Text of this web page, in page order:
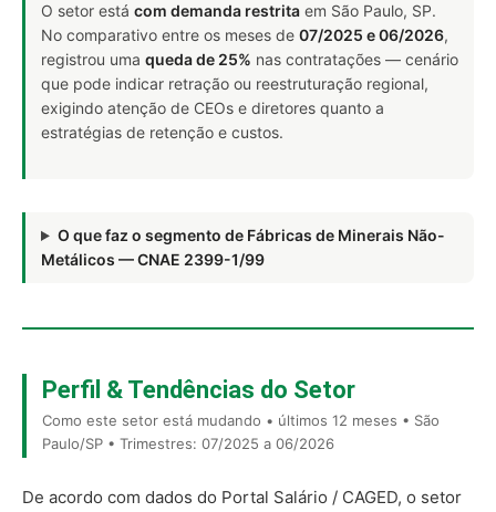
O setor está com demanda restrita em São Paulo, SP.
No comparativo entre os meses de 07/2025 e 06/2026,
registrou uma queda de 25% nas contratações — cenário
que pode indicar retração ou reestruturação regional,
exigindo atenção de CEOs e diretores quanto a
estratégias de retenção e custos.
O que faz o segmento de Fábricas de Minerais Não-
Metálicos — CNAE 2399-1/99
Perfil & Tendências do Setor
Como este setor está mudando • últimos 12 meses • São
Paulo/SP • Trimestres: 07/2025 a 06/2026
De acordo com dados do Portal Salário / CAGED, o setor